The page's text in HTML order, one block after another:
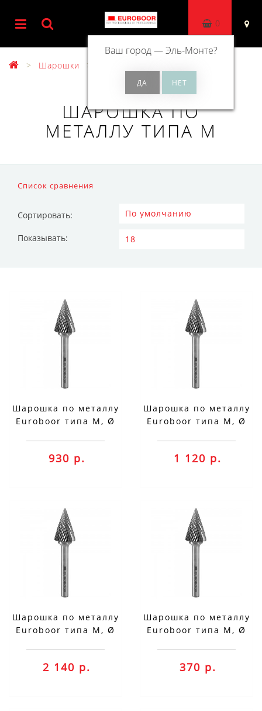
Ваш город —Эль-Монте?
0
Шарошки
ШАРОШКА ПО
МЕТАЛЛУ ТИПА M
Список сравнения
Сортировать:
Показывать:
Шарошка по металлу
Euroboor типа M, Ø
930 р.
Шарошка по металлу
Euroboor типа M, Ø
1 120 р.
Шарошка по металлу
Euroboor типа M, Ø
2 140 р.
Шарошка по металлу
Euroboor типа M, Ø
370 р.